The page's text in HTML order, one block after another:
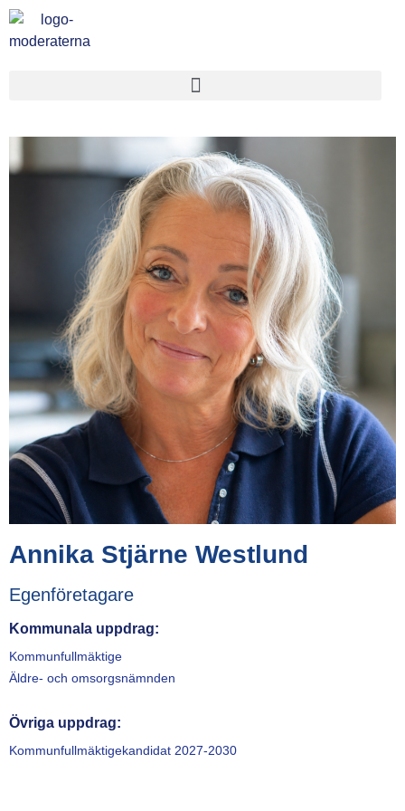
Annika Stjärne Westlund
Egenföretagare
Kommunala uppdrag:
Kommunfullmäktige
Äldre- och omsorgsnämnden
Övriga uppdrag:
Kommunfullmäktigekandidat 2027-2030